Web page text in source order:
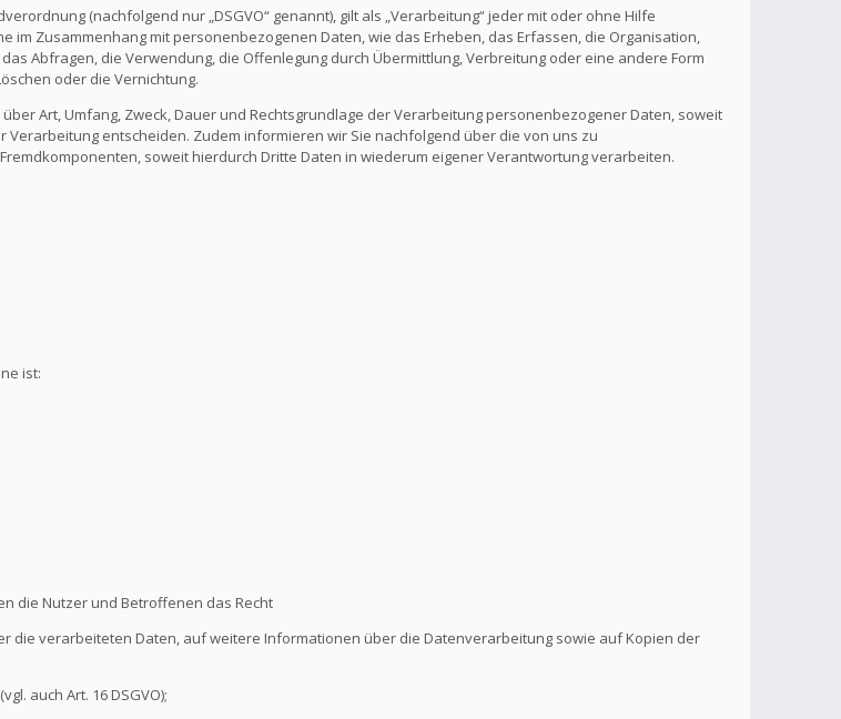
(nachfolgend nur „DSGVO“ genannt), gilt als „Verarbeitung“ jeder mit oder ohne Hilfe
Zusammenhang mit personenbezogenen Daten, wie das Erheben, das Erfassen, die Organisation,
Abfragen, die Verwendung, die Offenlegung durch Übermittlung, Verbreitung oder eine andere Form
oder die Vernichtung.
Art, Umfang, Zweck, Dauer und Rechtsgrundlage der Verarbeitung personenbezogener Daten, soweit
entscheiden. Zudem informieren wir Sie nachfolgend über die von uns zu
soweit hierdurch Dritte Daten in wiederum eigener Verantwortung verarbeiten.
ist:
die Nutzer und Betroffenen das Recht
verarbeiteten Daten, auf weitere Informationen über die Datenverarbeitung sowie auf Kopien der
auch Art. 16 DSGVO);